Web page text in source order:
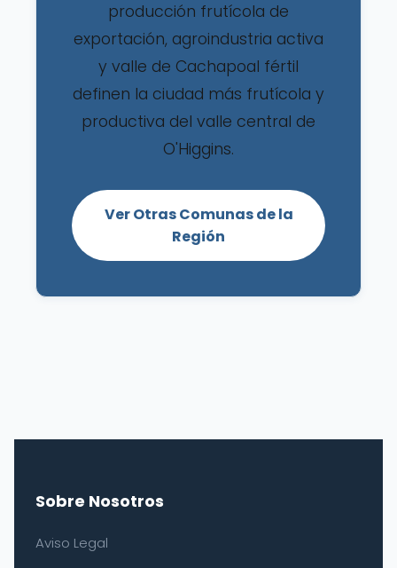
producción frutícola de
exportación, agroindustria activa
y valle de Cachapoal fértil
definen la ciudad más frutícola y
productiva del valle central de
O'Higgins.
Ver Otras Comunas de la
Región
Sobre Nosotros
Aviso Legal